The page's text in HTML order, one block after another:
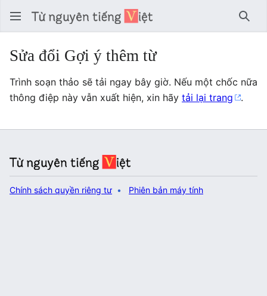
Tìm
Sửa đổi Gợi ý thêm từ
Trình soạn thảo sẽ tải ngay bây giờ. Nếu một chốc nữa
thông điệp này vẫn xuất hiện, xin hãy tải lại trang .
Chính sách quyền riêng tư Phiên bản máy tính